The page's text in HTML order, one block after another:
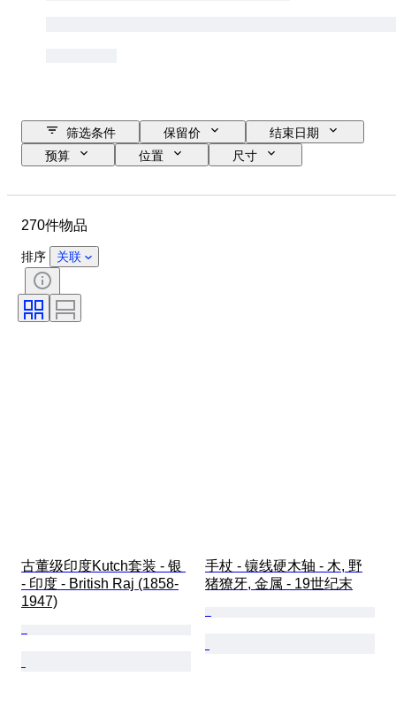
筛选条件 保留价
结束日期
预算
位置
尺寸
时期
课题
签名
原创作品／复制品
Culture
270件物品
排序 关联
古董级印度Kutch套装 - 银
- 印度 - British Raj (1858-
1947)
手杖 - 镶线硬木轴 - 木, 野
猪獠牙, 金属 - 19世纪末